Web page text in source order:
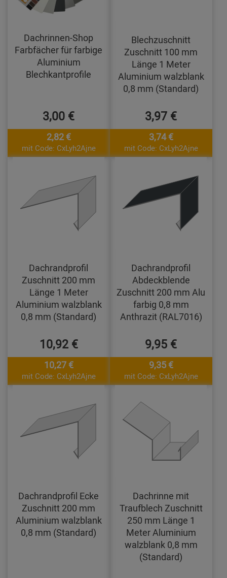
Dachrinnen-Shop
Farbfächer für farbige
Aluminium
Blechkantprofile
3,00 €
2,82 €
mit Code: CxLyh2Ajne
Blechzuschnitt
Zuschnitt 100 mm
Länge 1 Meter
Aluminium walzblank
0,8 mm (Standard)
3,97 €
3,74 €
mit Code: CxLyh2Ajne
Dachrandprofil
Zuschnitt 200 mm
Länge 1 Meter
Aluminium walzblank
0,8 mm (Standard)
10,92 €
10,27 €
mit Code: CxLyh2Ajne
Dachrandprofil
Abdeckblende
Zuschnitt 200 mm Alu
farbig 0,8 mm
Anthrazit (RAL7016)
9,95 €
9,35 €
mit Code: CxLyh2Ajne
Dachrandprofil Ecke
Zuschnitt 200 mm
Aluminium walzblank
0,8 mm (Standard)
Dachrinne mit
Traufblech Zuschnitt
250 mm Länge 1
Meter Aluminium
walzblank 0,8 mm
(Standard)